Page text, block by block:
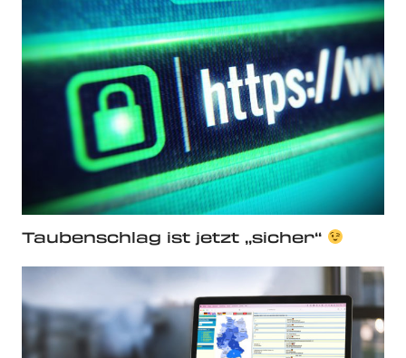
Taubenschlag ist jetzt „sicher“